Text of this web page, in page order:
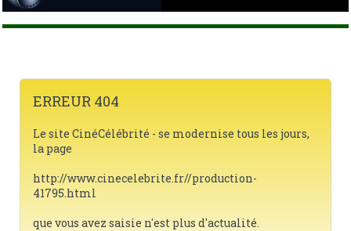
ERREUR 404
Le site CinéCélébrité - se modernise tous les jours,
la page
http://www.cinecelebrite.fr//production-
41795.html
que vous avez saisie n'est plus d'actualité.